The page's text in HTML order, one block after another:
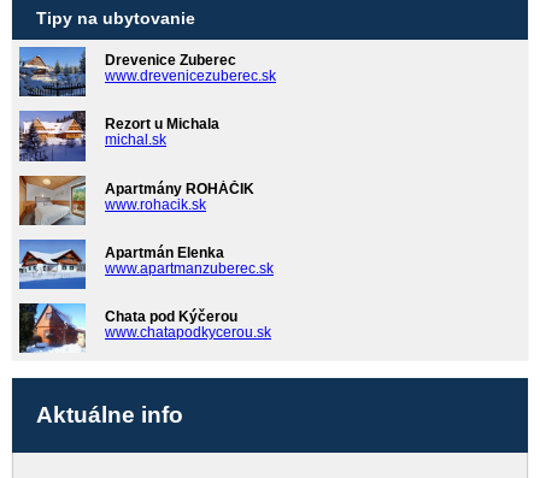
Tipy na ubytovanie
Drevenice Zuberec
www.drevenicezuberec.sk
Rezort u Michala
michal.sk
Apartmány ROHÁČIK
www.rohacik.sk
Apartmán Elenka
www.apartmanzuberec.sk
Chata pod Kýčerou
www.chatapodkycerou.sk
Aktuálne info